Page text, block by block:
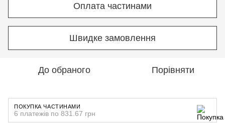
Оплата частинами
Швидке замовлення
До обраного Порівняти
ПОКУПКА ЧАСТИНАМИ
6 платежів по 831.67 грн